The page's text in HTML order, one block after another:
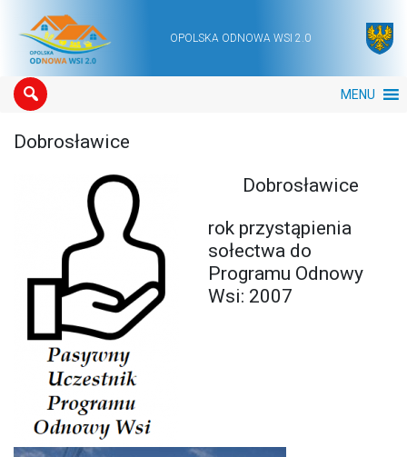
Main NavigationOPOLSKA ODNOWA WSI 2.0
MENU
Dobrosławice
Dobrosławice
rok przystąpienia
sołectwa do
Programu Odnowy
Wsi: 2007